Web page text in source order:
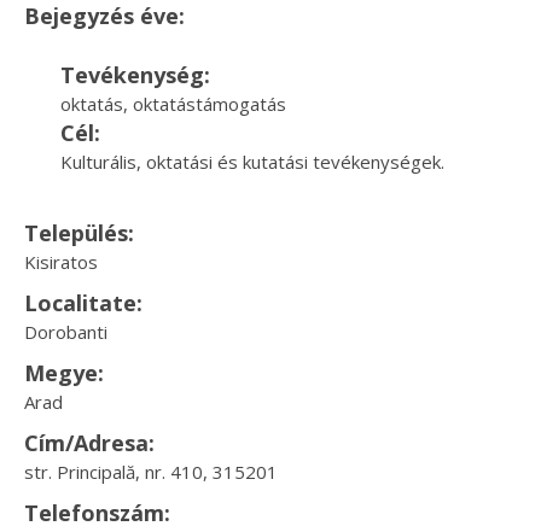
Bejegyzés éve:
Tevékenység:
oktatás, oktatástámogatás
Cél:
Kulturális, oktatási és kutatási tevékenységek.
Település:
Kisiratos
Localitate:
Dorobanti
Megye:
Arad
Cím/Adresa:
str. Principală, nr. 410, 315201
Telefonszám: